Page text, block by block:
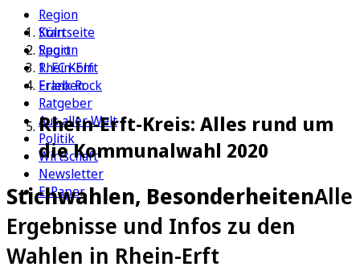
Region
Köln
Sport
1. FC Köln
Erleben
Ratgeber
Aus aller Welt
Politik
Wirtschaft
Newsletter
E-Paper
Startseite
Region
Rhein-Erft
Frank Rock
Rhein-Erft-Kreis: Alles rund um
die Kommunalwahl 2020
Stichwahlen, BesonderheitenAlle
Ergebnisse und Infos zu den
Wahlen in Rhein-Erft